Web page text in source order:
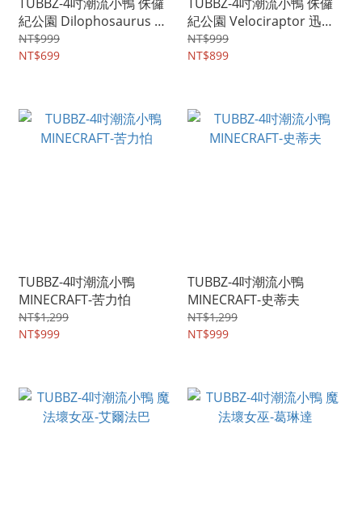
紀公園 Dilophosaurus 雙
脊龍
NT$999
NT$699
紀公園 Velociraptor 迅猛
龍
NT$999
NT$899
TUBBZ-4吋潮流小鴨
MINECRAFT-苦力怕
NT$1,299
NT$999
TUBBZ-4吋潮流小鴨
MINECRAFT-史蒂夫
NT$1,299
NT$999